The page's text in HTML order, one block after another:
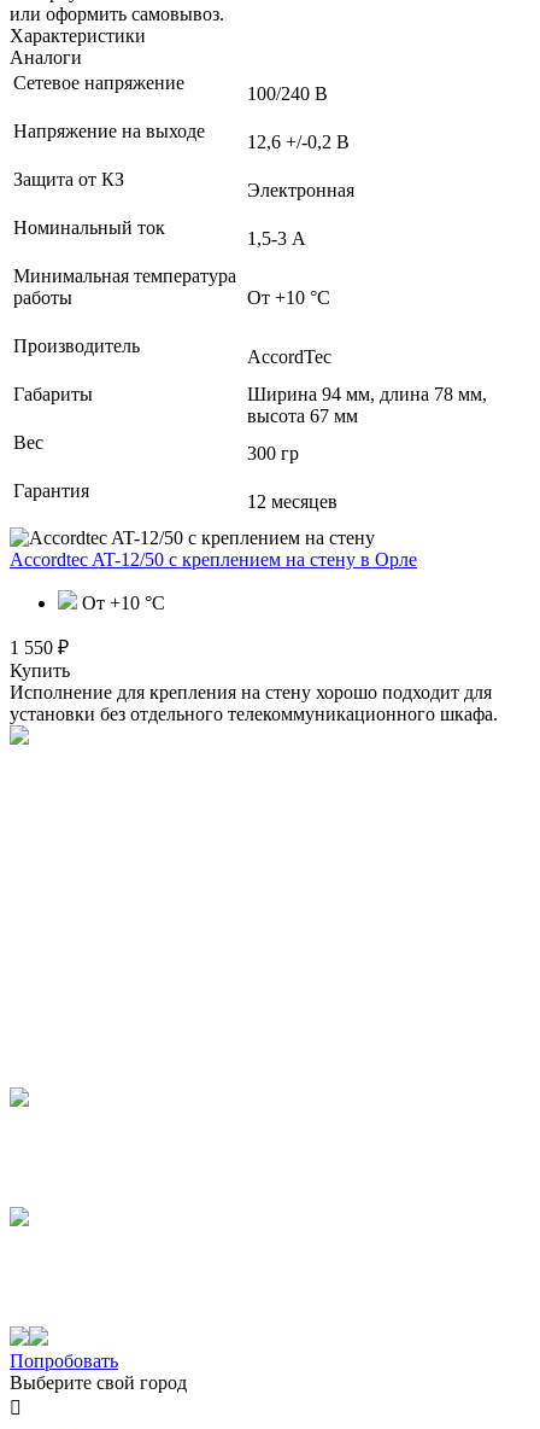
или оформить самовывоз.
Характеристики
Аналоги
Сетевое напряжение
100/240 В
Напряжение на выходе
12,6 +/-0,2 В
Защита от КЗ
Электронная
Номинальный ток
1,5-3 А
Минимальная температура
работы
От +10 °С
Производитель
AccordTec
Габариты
Ширина 94 мм, длина 78 мм,
высота 67 мм
Вес
300 гр
Гарантия
12 месяцев
Accordtec AT-12/50 с креплением на стену в Орле
От +10 °С
1 550 ₽
Купить
Исполнение для крепления на стену хорошо подходит для
установки без отдельного телекоммуникационного шкафа.
Попробовать
Выберите свой город
